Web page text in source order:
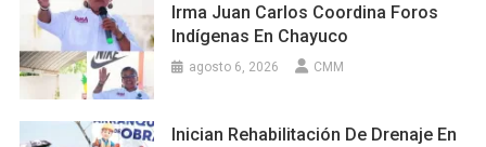
Irma Juan Carlos Coordina Foros
Indígenas En Chayuco
agosto 6, 2026 CMM
Inician Rehabilitación De Drenaje En